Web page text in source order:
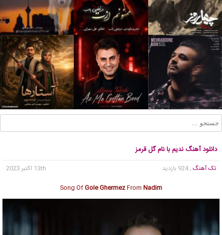
دانلود آهنگ ندیم با نام گل قرمز
تک آهنگ , 924 بازدید
13th اکتبر 2023
Song OfGole GhermezFrom Nadim